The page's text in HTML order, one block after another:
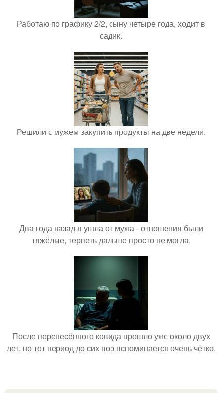
Работаю по графику 2/2, сыну четыре года, ходит в
садик.
Решили с мужем закупить продукты на две недели.
Два года назад я ушла от мужа - отношения были
тяжёлые, терпеть дальше просто не могла.
После перенесённого ковида прошло уже около двух
лет, но тот период до сих пор вспоминается очень чётко.